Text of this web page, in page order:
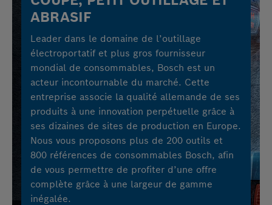
ABRASIF
Leader dans le domaine de l’outillage
électroportatif et plus gros fournisseur
mondial de consommables, Bosch est un
acteur incontournable du marché. Cette
entreprise associe la qualité allemande de ses
produits à une innovation perpétuelle grâce à
ses dizaines de sites de production en Europe.
Nous vous proposons plus de 200 outils et
800 références de consommables Bosch, afin
de vous permettre de profiter d’une offre
complète grâce à une largeur de gamme
inégalée.